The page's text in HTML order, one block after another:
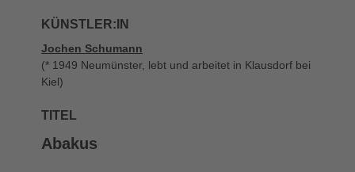
KÜNSTLER:IN
Jochen Schumann
(* 1949 Neumünster, lebt und arbeitet in Klausdorf bei
Kiel)
TITEL
Abakus